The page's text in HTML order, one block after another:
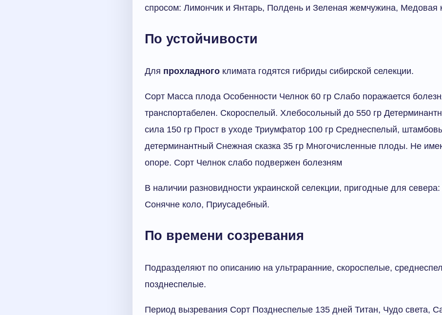
спросом: Лимончик и Янтарь, Полдень и Зеленая жемчужина, Медовая
По устойчивости
Для прохладного климата годятся гибриды сибирской селекции.
Сорт Масса плода Особенности Челнок 60 гр Слабо поражается
транспортабелен. Скороспелый. Хлебосольный до 550 гр
сила 150 гр Прост в уходе Триумфатор 100 гр Среднеспелый,
детерминантный Снежная сказка 35 гр Многочисленные плоды. Не
опоре. Сорт Челнок слабо подвержен болезням
В наличии разновидности украинской селекции, пригодные для
Сонячне коло, Приусадебный.
По времени созревания
Подразделяют по описанию на ультраранние, скороспелые,
позднеспелые.
Период вызревания Сорт Позднеспелые 135 дней Титан, Чудо света,